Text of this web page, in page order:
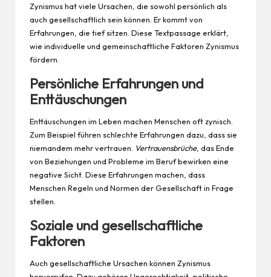
Zynismus hat viele Ursachen, die sowohl persönlich als
auch gesellschaftlich sein können. Er kommt von
Erfahrungen, die tief sitzen. Diese Textpassage erklärt,
wie individuelle und gemeinschaftliche Faktoren Zynismus
fördern.
Persönliche Erfahrungen und
Enttäuschungen
Enttäuschungen im Leben machen Menschen oft zynisch.
Zum Beispiel führen schlechte Erfahrungen dazu, dass sie
niemandem mehr vertrauen. Vertrauensbrüche, das Ende
von Beziehungen und Probleme im Beruf bewirken eine
negative Sicht. Diese Erfahrungen machen, dass
Menschen Regeln und Normen der Gesellschaft in Frage
stellen.
Soziale und gesellschaftliche
Faktoren
Auch gesellschaftliche Ursachen können Zynismus